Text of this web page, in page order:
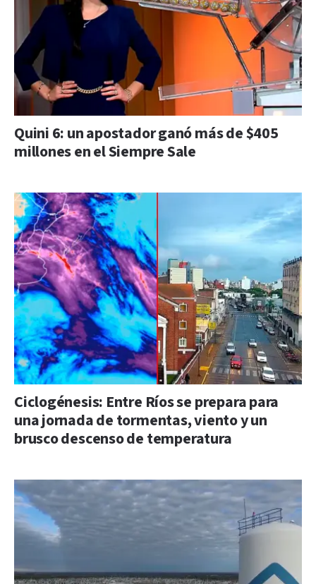
Quini 6: un apostador ganó más de $405
millones en el Siempre Sale
Ciclogénesis: Entre Ríos se prepara para
una jornada de tormentas, viento y un
brusco descenso de temperatura